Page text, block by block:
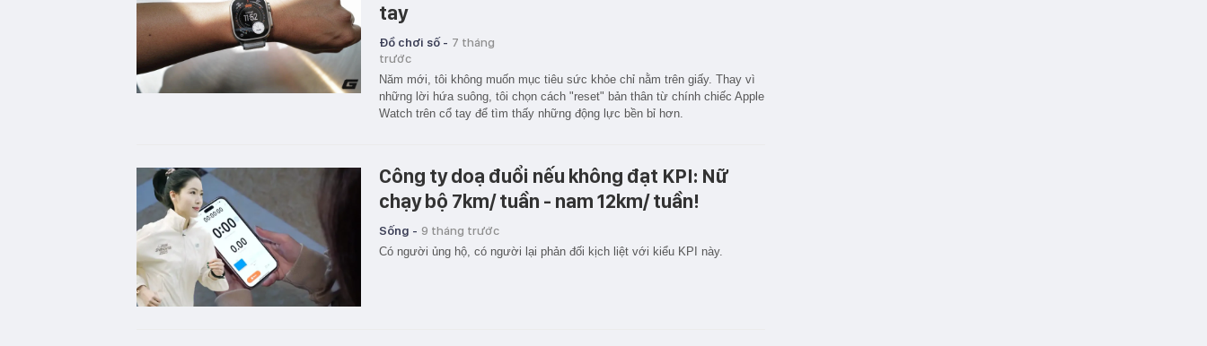
tay
Đồ chơi số - 7 tháng
trước
Năm mới, tôi không muốn mục tiêu sức khỏe chỉ nằm trên giấy. Thay vì
những lời hứa suông, tôi chọn cách "reset" bản thân từ chính chiếc Apple
Watch trên cổ tay để tìm thấy những động lực bền bỉ hơn.
Công ty doạ đuổi nếu không đạt KPI: Nữ
chạy bộ 7km/ tuần - nam 12km/ tuần!
Sống - 9 tháng trước
Có người ủng hộ, có người lại phản đối kịch liệt với kiểu KPI này.